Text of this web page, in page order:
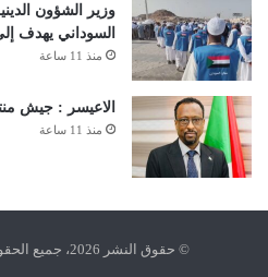
وزير الشؤون
السوداني يهدف
منذ 11 ساعة
الاعيسر : جيش
منذ 11 ساعة
© حقوق النشر 2026، جميع الحقوق محفوظة | كوش نيوز